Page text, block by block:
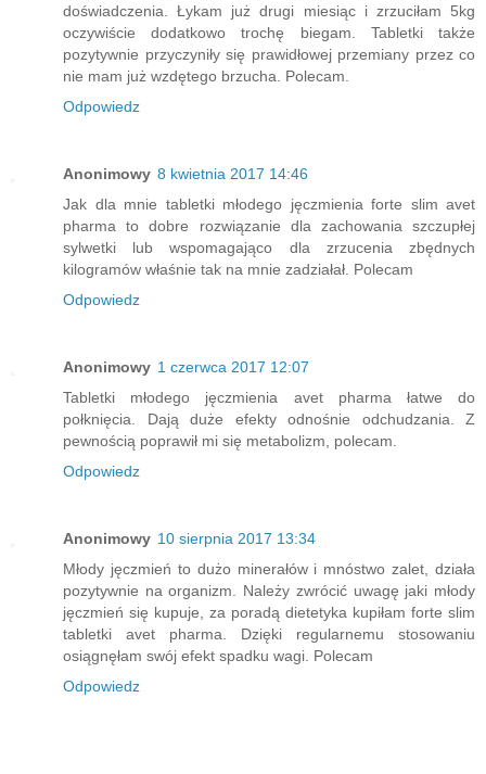
doświadczenia. Łykam już drugi miesiąc i zrzuciłam 5kg
oczywiście dodatkowo trochę biegam. Tabletki także
pozytywnie przyczyniły się prawidłowej przemiany przez co
nie mam już wzdętego brzucha. Polecam.
Odpowiedz
Anonimowy 8 kwietnia 2017 14:46
Jak dla mnie tabletki młodego jęczmienia forte slim avet
pharma to dobre rozwiązanie dla zachowania szczupłej
sylwetki lub wspomagająco dla zrzucenia zbędnych
kilogramów właśnie tak na mnie zadziałał. Polecam
Odpowiedz
Anonimowy 1 czerwca 2017 12:07
Tabletki młodego jęczmienia avet pharma łatwe do
połknięcia. Dają duże efekty odnośnie odchudzania. Z
pewnością poprawił mi się metabolizm, polecam.
Odpowiedz
Anonimowy 10 sierpnia 2017 13:34
Młody jęczmień to dużo minerałów i mnóstwo zalet, działa
pozytywnie na organizm. Należy zwrócić uwagę jaki młody
jęczmień się kupuje, za poradą dietetyka kupiłam forte slim
tabletki avet pharma. Dzięki regularnemu stosowaniu
osiągnęłam swój efekt spadku wagi. Polecam
Odpowiedz